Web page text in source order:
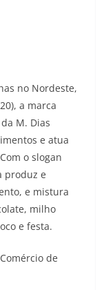
no Nordeste,
a marca
M. Dias
e atua
o slogan
produz e
e mistura
milho
e festa.
de